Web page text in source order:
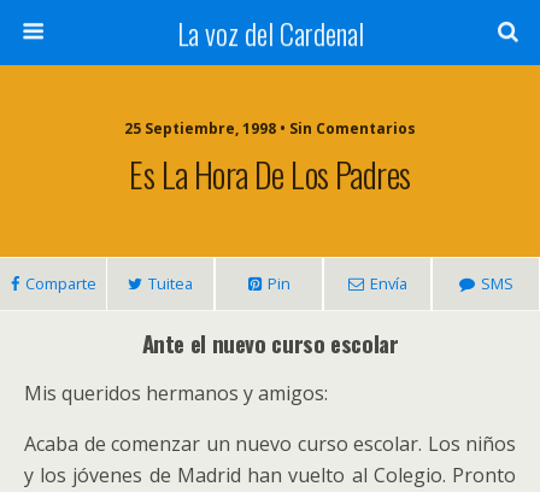
La voz del Cardenal
25 Septiembre, 1998 • Sin Comentarios
Es La Hora De Los Padres
Comparte Tuitea Pin Envía SMS
Ante el nuevo curso escolar
Mis queridos hermanos y amigos:
Acaba de comenzar un nuevo curso escolar. Los niños
y los jóvenes de Madrid han vuelto al Colegio. Pronto